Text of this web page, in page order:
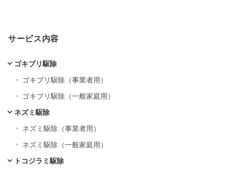
サービス内容
ゴキブリ駆除
ゴキブリ駆除（事業者用）
ゴキブリ駆除（一般家庭用）
ネズミ駆除
ネズミ駆除（事業者用）
ネズミ駆除（一般家庭用）
トコジラミ駆除